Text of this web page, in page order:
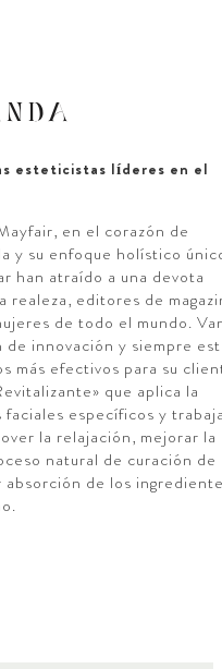
esteticistas líderes en el
en el corazón de
y su enfoque holístico
han atraído a una devota
realeza, editores de
de todo el mundo.
innovación y siempre
más efectivos para su
que aplica la
específicos y
la relajación, mejorar la
natural de curación de
de los